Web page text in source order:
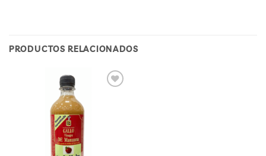
PRODUCTOS RELACIONADOS